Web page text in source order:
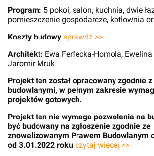
Program: 5 pokoi, salon, kuchnia, dwie
pomieszczenie gospodarcze, kotłownia
Koszty budowy sprawdź >>
Architekt: Ewa Ferfecka-Homola,
Jaromir Mruk
Projekt ten został opracowany zgodnie
budowlanymi, w pełnym zakresie
projektów gotowych.
Projekt ten nie wymaga pozwolenia na
być budowany na zgłoszenie zgodnie ze
znowelizowanym Prawem Budowlanym
od 3.01.2022 roku czytaj więcej >>